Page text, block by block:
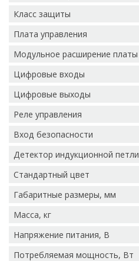
Класс защиты
Плата управления
Модульное расширение платы
Цифровые входы
Цифровые выходы
Реле управления
Вход безопасности
Детектор индукционной петли
Стандартный цвет
Габаритные размеры, мм
Масса, кг
Напряжение питания, В
Потребляемая мощность, Вт